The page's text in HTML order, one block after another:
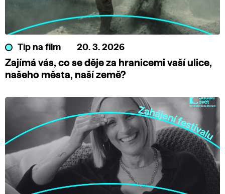
Tip na film 20. 3. 2026
Zajímá vás, co se děje za hranicemi vaší ulice,
našeho města, naší země?